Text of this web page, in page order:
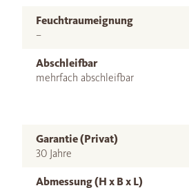
Feuchtraumeignung
–
Abschleifbar
mehrfach abschleifbar
Garantie (Privat)
30 Jahre
Abmessung (H x B x L)